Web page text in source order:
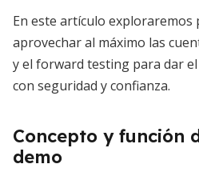
En este artículo exploraremos
aprovechar al máximo las
y el forward testing para dar
con seguridad y confianza.
Concepto y función
demo